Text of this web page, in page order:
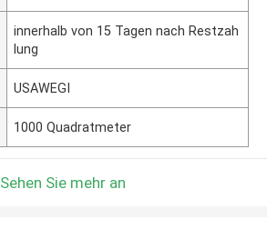
innerhalb von 15 Tagen nach Restzah
lung
USAWEGI
1000 Quadratmeter
Sehen Sie mehr an